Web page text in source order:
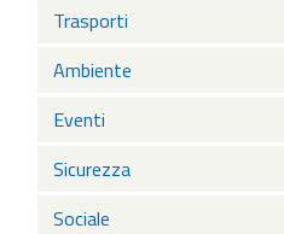
Trasporti
Ambiente
Eventi
Sicurezza
Sociale